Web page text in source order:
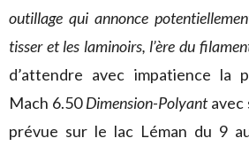
outillage qui annonce
tisser et les laminoirs, l’ère du
d’attendre avec impatience la
Mach 6.50Dimension-Polyantavec
prévue sur le lac Léman du 9